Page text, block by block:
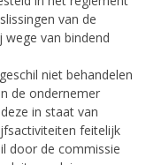
van de
wege van bindend
niet behandelen
de ondernemer
in staat van
feitelijk
door de commissie